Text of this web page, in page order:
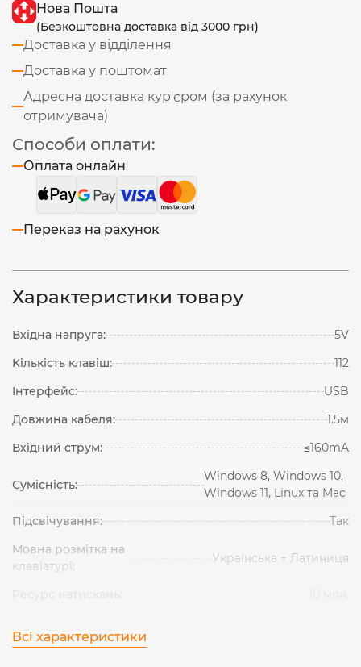
Нова Пошта
(Безкоштовна доставка від 3000 грн)
Доставка у відділення
Доставка у поштомат
Адресна доставка кур'єром (за рахунок
отримувача)
Способи оплати:
Оплата онлайн
Переказ на рахунок
Характеристики товару
Вхідна напруга:
5V
Кількість клавіш:
112
Інтерфейс:
USB
Довжина кабеля:
1.5м
Вхідний струм:
≤160mA
Сумісність:
Windows 8, Windows 10,
Windows 11, Linux та Mac
Підсвічування:
Так
Мовна розмітка на
клавіатурі:
Українська + Латиниця
Всі характеристики